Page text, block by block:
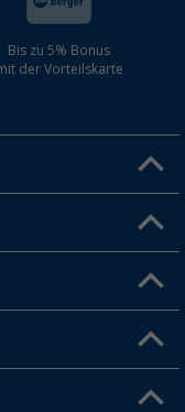
Bis zu 5% Bonus
der Vorteilskarte